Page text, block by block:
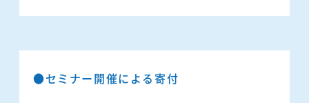
●セミナー開催による寄付